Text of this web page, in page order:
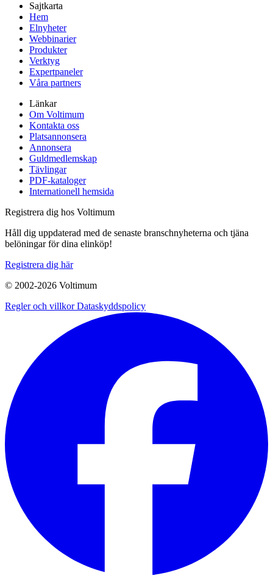
Sajtkarta
Hem
Elnyheter
Webbinarier
Produkter
Verktyg
Expertpaneler
Våra partners
Länkar
Om Voltimum
Kontakta oss
Platsannonsera
Annonsera
Guldmedlemskap
Tävlingar
PDF-kataloger
Internationell hemsida
Registrera dig hos Voltimum
Håll dig uppdaterad med de senaste branschnyheterna och tjäna
belöningar för dina elinköp!
Registrera dig här
© 2002-2026 Voltimum
Regler och villkorDataskyddspolicy